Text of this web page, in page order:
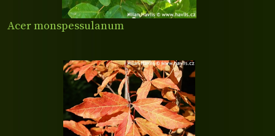
Acer monspessulanum